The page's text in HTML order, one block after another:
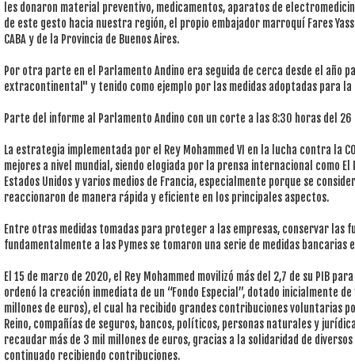
les donaron material preventivo, medicamentos, aparatos de
de este gesto hacia nuestra región, el propio embajador marroquí Fares
CABA y de la Provincia de Buenos Aires.
Por otra parte en el Parlamento Andino era seguida de cerca desde el año
extracontinental" y tenido como ejemplo por las medidas adoptadas para la
Parte del informe al Parlamento Andino con un corte a las 8:30 horas del
La estrategia implementada por el Rey Mohammed VI en la lucha contra la
mejores a nivel mundial, siendo elogiada por la prensa internacional como El
Estados Unidos y varios medios de Francia, especialmente porque se
reaccionaron de manera rápida y eficiente en los principales aspectos.
Entre otras medidas tomadas para proteger a las empresas, conservar las
fundamentalmente a las Pymes se tomaron una serie de medidas bancarias
El 15 de marzo de 2020, el Rey Mohammed movilizó más del 2,7 de su PIB
ordenó la creación inmediata de un “Fondo Especial”, dotado inicialmente
millones de euros), el cual ha recibido grandes contribuciones voluntarias
Reino, compañías de seguros, bancos, políticos, personas naturales y
recaudar más de 3 mil millones de euros, gracias a la solidaridad de
continuado recibiendo contribuciones.